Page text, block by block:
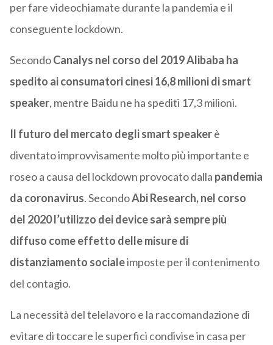
per fare videochiamate durante la pandemia e il
conseguente lockdown.
SecondoCanalys nel corso del 2019 Alibaba ha
spedito ai consumatori cinesi 16,8 milioni di smart
speaker, mentre Baidu ne ha spediti 17,3 milioni.
Il futuro del mercato degli smart speakerè
diventato improvvisamente molto più importante e
roseo a causa del lockdown provocato dalla pandemia
da coronavirus. SecondoAbi Research, nel corso
del 2020 l’utilizzo dei device sarà sempre più
diffuso come effetto delle misure di
distanziamento socialeimposte per il contenimento
del contagio.
La necessità del telelavoro e la raccomandazione di
evitare di toccare le superfici condivise in casa per